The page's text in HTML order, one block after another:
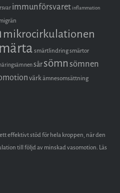
immunförsvaret inflammation
mikrocirkulationen
smärtlindringsmärtor
sårsömnsömnen
värkämnesomsättning
effektivt stöd för hela kroppen, när den
till följd av minskad vasomotion. Läs